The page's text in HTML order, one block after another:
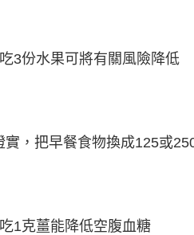
3份水果可將有關風險降低
，把早餐食物換成125或
1克薑能降低空腹血糖